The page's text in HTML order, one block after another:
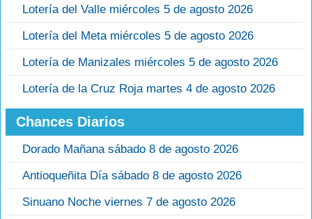
Lotería del Valle miércoles 5 de agosto 2026
Lotería del Meta miércoles 5 de agosto 2026
Lotería de Manizales miércoles 5 de agosto 2026
Lotería de la Cruz Roja martes 4 de agosto 2026
Chances Diarios
Dorado Mañana sábado 8 de agosto 2026
Antioqueñita Día sábado 8 de agosto 2026
Sinuano Noche viernes 7 de agosto 2026